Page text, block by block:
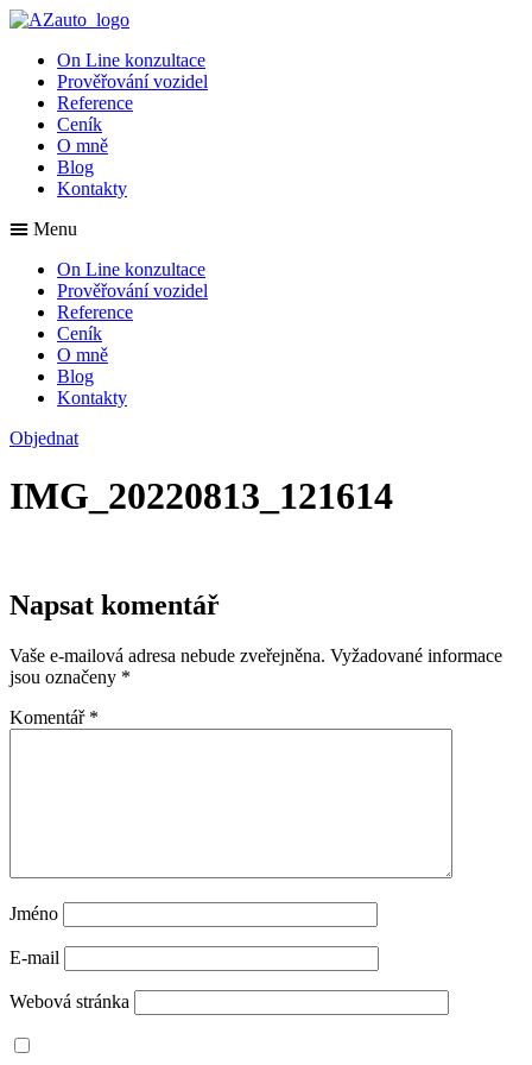
On Line konzultace
Prověřování vozidel
Reference
Ceník
O mně
Blog
Kontakty
Menu
On Line konzultace
Prověřování vozidel
Reference
Ceník
O mně
Blog
Kontakty
Objednat
IMG_20220813_121614
Napsat komentář
Vaše e-mailová adresa nebude zveřejněna. Vyžadované informace
jsou označeny *
Komentář *
Jméno
E-mail
Webová stránka